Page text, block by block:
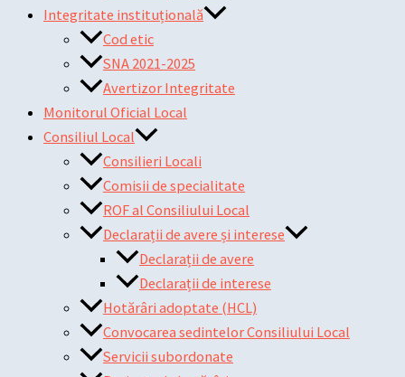
Integritate instituțională
Cod etic
SNA 2021-2025
Avertizor Integritate
Monitorul Oficial Local
Consiliul Local
Consilieri Locali
Comisii de specialitate
ROF al Consiliului Local
Declarații de avere și interese
Declarații de avere
Declarații de interese
Hotărâri adoptate (HCL)
Convocarea sedintelor Consiliului Local
Servicii subordonate